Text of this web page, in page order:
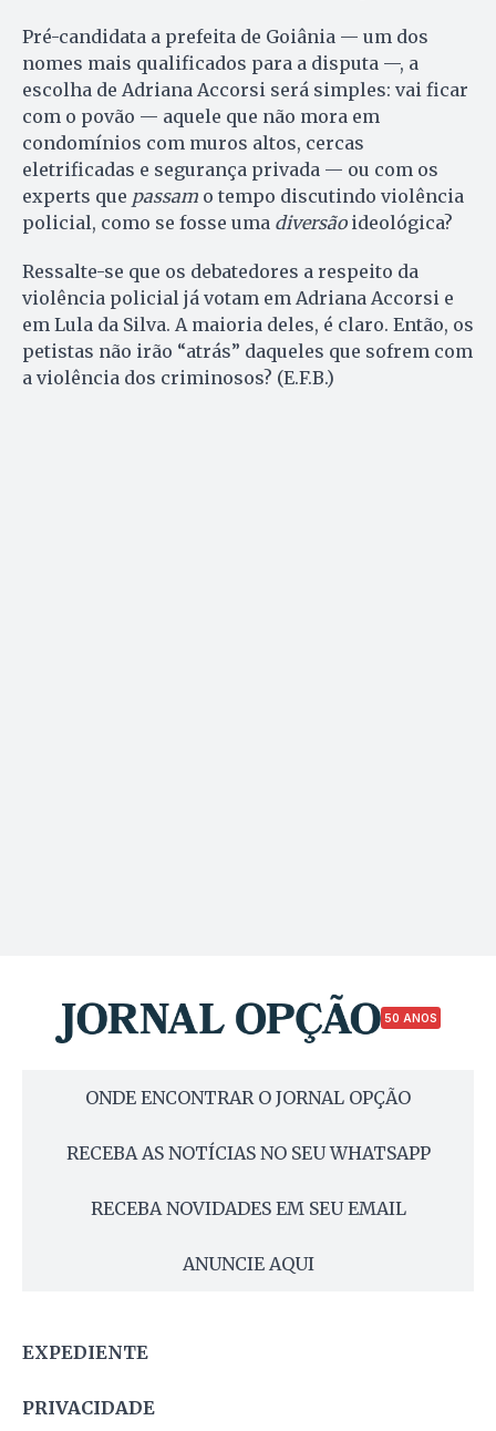
Pré-candidata a prefeita de Goiânia — um dos
nomes mais qualificados para a disputa —, a
escolha de Adriana Accorsi será simples: vai ficar
com o povão — aquele que não mora em
condomínios com muros altos, cercas
eletrificadas e segurança privada — ou com os
experts que passam o tempo discutindo violência
policial, como se fosse uma diversão ideológica?
Ressalte-se que os debatedores a respeito da
violência policial já votam em Adriana Accorsi e
em Lula da Silva. A maioria deles, é claro. Então, os
petistas não irão “atrás” daqueles que sofrem com
a violência dos criminosos? (E.F.B.)
50 ANOS
ONDE ENCONTRAR O JORNAL OPÇÃO
RECEBA AS NOTÍCIAS NO SEU WHATSAPP
RECEBA NOVIDADES EM SEU EMAIL
ANUNCIE AQUI
EXPEDIENTE
PRIVACIDADE